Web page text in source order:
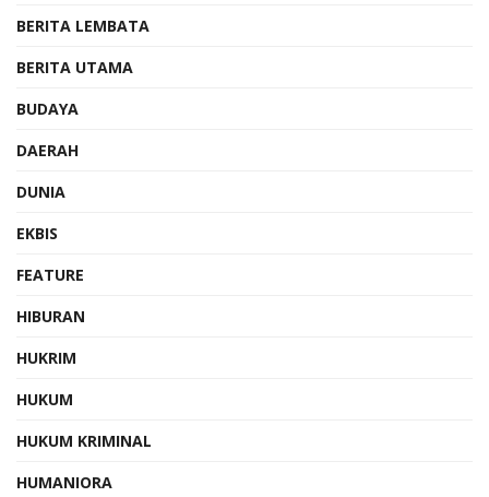
BERITA LEMBATA
BERITA UTAMA
BUDAYA
DAERAH
DUNIA
EKBIS
FEATURE
HIBURAN
HUKRIM
HUKUM
HUKUM KRIMINAL
HUMANIORA